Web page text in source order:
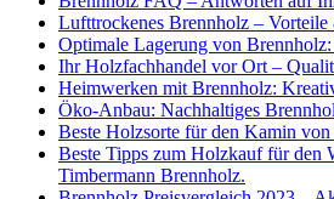
Lufttrockenes Brennholz –
Optimale Lagerung von
Ihr Holzfachhandel vor Ort –
Heimwerken mit Brennholz:
Öko-Anbau: Nachhaltiges
Beste Holzsorte für den Kamin von
Beste Tipps zum Holzkauf für den
Timbermann Brennholz.